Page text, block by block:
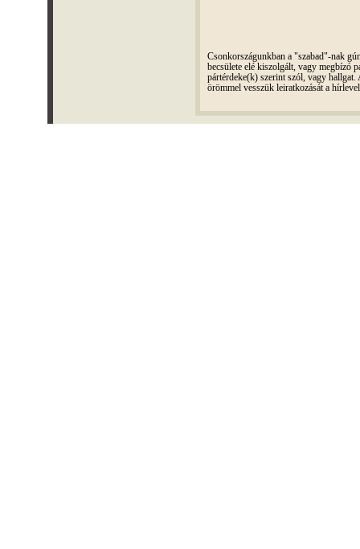
Csonkországunkban a "szabad"-nak
becsülete elé kiszolgált, vagy megbízó
pártérdeke(k) szerint szól, vagy
örömmel vesszük leiratkozását a